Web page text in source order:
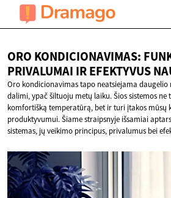
ORO KONDICIONAVIMAS:
PRIVALUMAI IREFEKTYVUS
Oro kondicionavimas tapo neatsiejama
dalimi, ypač šiltuoju metų laiku. Šios sistemos
komfortišką temperatūrą, bet ir turi įtakos mūsų
produktyvumui. Šiame straipsnyje išsamiai
sistemas, jų veikimo principus, privalumus bei